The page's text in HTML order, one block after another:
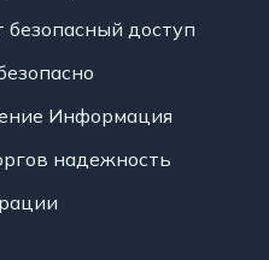
безопасный доступ
Информация
надежность